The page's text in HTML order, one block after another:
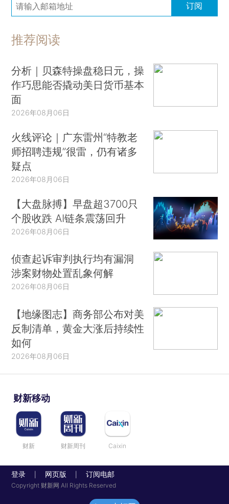
订阅
推荐阅读
分析｜贝森特操盘稳日元，操
作巧思能否撬动美日货币基本
面
2026年08月06日
火线评论｜广东雷州“特教老
师招聘违规”很雷，仍有诸多
疑点
2026年08月06日
【大盘脉搏】早盘超3700只
个股收跌 AI链条震荡回升
2026年08月06日
侦查起诉审判执行均有漏洞
涉案财物处置乱象何解
2026年08月06日
【地缘图志】商务部公布对美
反制清单，黄金大涨后持续性
如何
2026年08月06日
财新移动
财新 财新周刊 Caixin
登录 网页版 订阅电邮
Copyright 财新网 All Rights Reserved